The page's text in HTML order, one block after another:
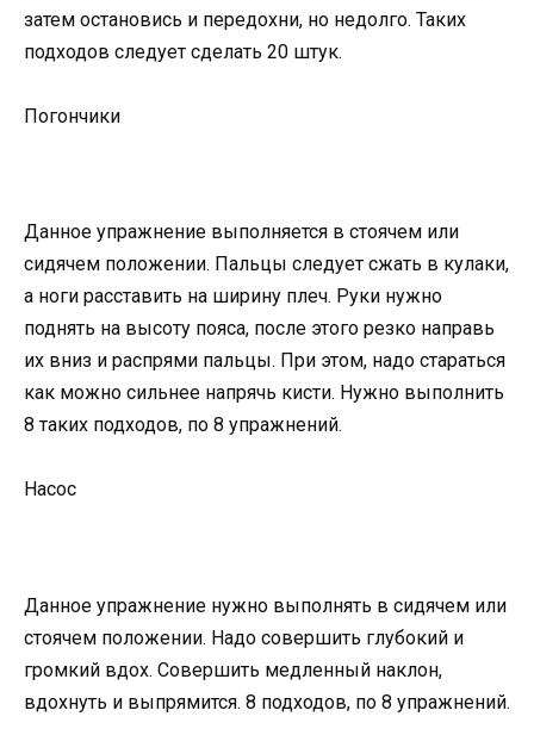
затем остановись и передохни, но недолго. Таких
подходов следует сделать 20 штук.
Погончики
Данное упражнение выполняется в стоячем или
сидячем положении. Пальцы следует сжать в кулаки,
а ноги расставить на ширину плеч. Руки нужно
поднять на высоту пояса, после этого резко направь
их вниз и распрями пальцы. При этом, надо стараться
как можно сильнее напрячь кисти. Нужно выполнить
8 таких подходов, по 8 упражнений.
Насос
Данное упражнение нужно выполнять в сидячем или
стоячем положении. Надо совершить глубокий и
громкий вдох. Совершить медленный наклон,
вдохнуть и выпрямится. 8 подходов, по 8 упражнений.